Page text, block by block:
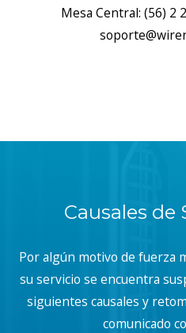
Mesa Central: (56) 2
Causales de
Por algún motivo de fuerza
su servicio se encuentra
siguientes causales y
comunicado